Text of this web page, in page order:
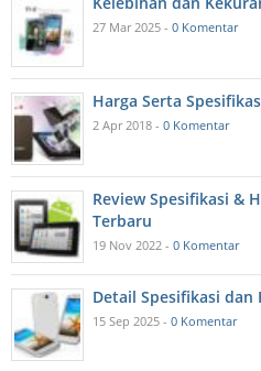
27 Mar 2025 - 0 Komentar
Harga Serta
2 Apr 2018 - 0 Komentar
Review Spesifikasi &
Terbaru
19 Nov 2022 - 0 Komentar
Detail Spesifikasi dan
15 Sep 2025 - 0 Komentar